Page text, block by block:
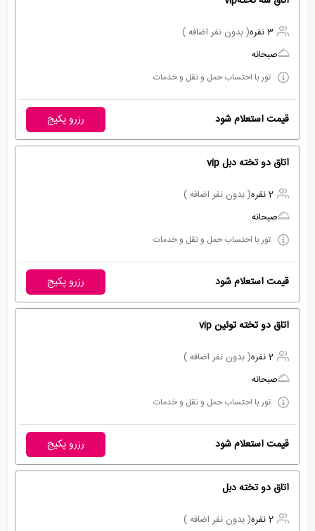
3 نفره
( بدون نفر اضافه )
صبحانه
تور با احتساب حمل و نقل و خدمات
قیمت استعلام شود رزرو پکیج
اتاق دو تخته دبل vip
2 نفره
( بدون نفر اضافه )
صبحانه
تور با احتساب حمل و نقل و خدمات
قیمت استعلام شود رزرو پکیج
اتاق دو تخته توئین vip
2 نفره
( بدون نفر اضافه )
صبحانه
تور با احتساب حمل و نقل و خدمات
قیمت استعلام شود رزرو پکیج
اتاق دو تخته دبل
2 نفره ( بدون نفر اضافه )